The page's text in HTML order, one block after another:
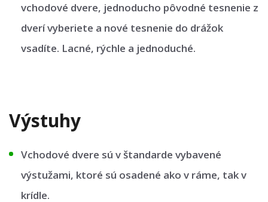
vchodové dvere, jednoducho pôvodné tesnenie z
dverí vyberiete a nové tesnenie do drážok
vsadíte. Lacné, rýchle a jednoduché.
Výstuhy
Vchodové dvere sú v štandarde vybavené
výstužami, ktoré sú osadené ako v ráme, tak v
krídle.